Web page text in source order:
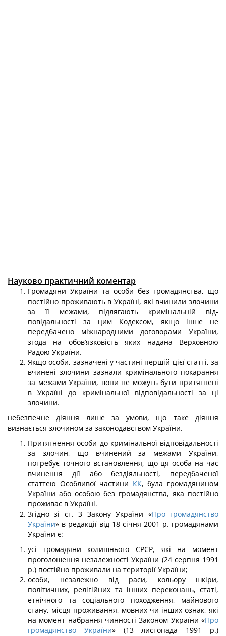
Науково практичний коментар
Громадяни України та особи без громадянства, що
постійно проживають в Україні, які вчинили злочини
за її межами, підлягають кримінальній від­
повідальності за цим Кодексом, якщо інше не
передбачено міжнародними договорами України,
згода на обов’язковість яких надана Верховною
Радою України.
Якщо особи, зазначені у частині першій цієї статті, за
вчинені злочини за­знали кримінального покарання
за межами України, вони не можуть бути при­тягнені
в Україні до кримінальної відповідальності за ці
злочини.
небезпечне діяння лише за умови, що таке діяння
визнається злочином за законодав­ством України.
Притягнення особи до кримінальної відповідальності
за злочин, що вчинений за межами України,
потребує точного встановлення, що ця особа на час
вчинення дії або бездіяльності, передбаченої
статтею Особливої частини КК, була громадянином
України або особою без громадянства, яка постійно
проживає в Україні.
Згідно зі ст. 3 Закону України «Про громадянство
України» в редакції від 18 січ­ня 2001 р. громадянами
України є:
усі громадяни колишнього СРСР, які на момент
проголошення незалежності України (24 серпня 1991
р.) постійно проживали на території України;
особи, незалежно від раси, кольору шкіри,
політичних, релігійних та інших переконань, статі,
етнічного та соціального походження, майнового
стану, місця про­живання, мовних чи інших ознак, які
на момент набрання чинності Законом України «Про
громадянство України» (13 листопада 1991 р.)